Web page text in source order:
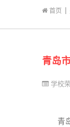
首页 |
青岛
学校
青